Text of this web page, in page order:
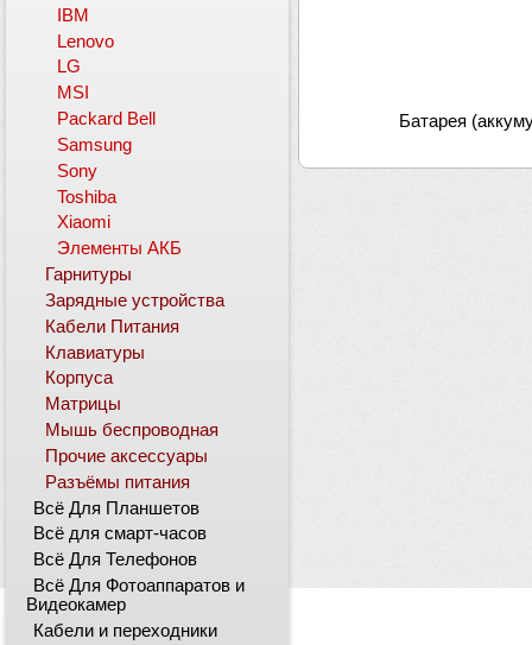
Батарея
IBM
Lenovo
LG
MSI
Packard Bell
Samsung
Sony
Toshiba
Xiaomi
Элементы АКБ
Гарнитуры
Зарядные устройства
Кабели Питания
Клавиатуры
Корпуса
Матрицы
Мышь беспроводная
Прочие аксессуары
Разъёмы питания
Всё Для Планшетов
Всё для смарт-часов
Всё Для Телефонов
Всё Для Фотоаппаратов и
Видеокамер
Кабели и переходники